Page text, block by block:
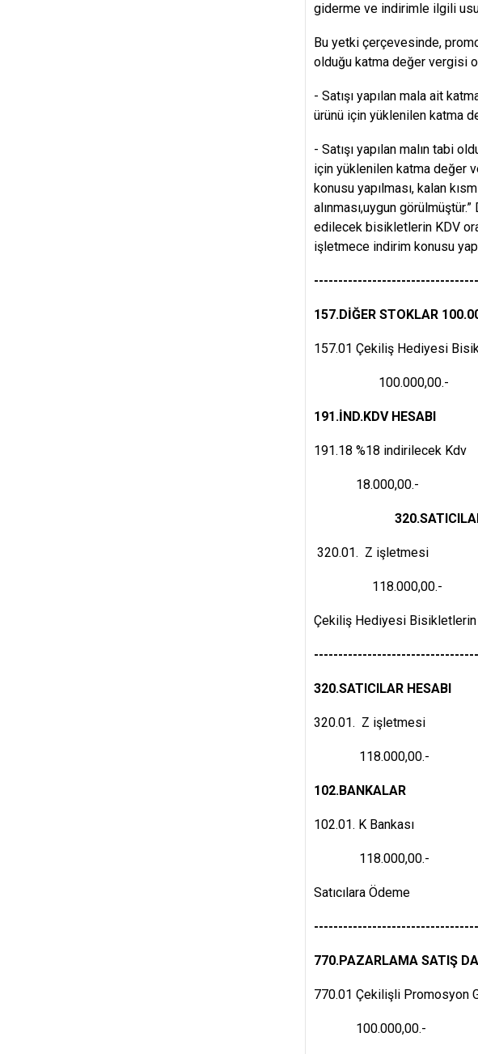
giderme ve indirimle ilgili
Bu yetki çerçevesinde,
olduğu katma değer vergisi
- Satışı yapılan mala ait
ürünü için yüklenilen katma
- Satışı yapılan malın tabi
için yüklenilen katma değer
konusu yapılması, kalan
alınması,uygun
edilecek bisikletlerin KDV
işletmece indirim konusu
157.DİĞER STOKLAR
157.01 Çekiliş Hediyesi
100.000,00.-
191.İND.KDV HESABI
191.18 %18 indirilecek Kdv
18.000,00.-
320.01. Z işletmesi
118.000,00.-
Çekiliş Hediyesi Bisikletlerin
320.SATICILAR
320.01. Z işletmesi
118.000,00.-
102.01. K Bankası
118.000,00.-
Satıcılara Ödeme
770.PAZARLAMA SATIŞ
770.01 Çekilişli Promosyon
100.000,00.-